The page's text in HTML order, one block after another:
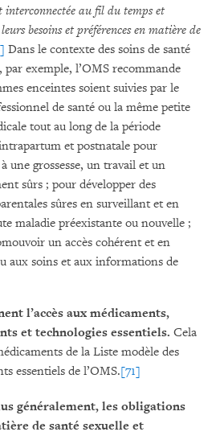
interconnectée au fil du temps et
besoins et préférences en matière de
Dans le contexte des soins de santé
par exemple, l’OMS recommande
enceintes soient suivies par le
de santé ou la même petite
tout au long de la période
et postnatale pour
une grossesse, un travail et un
sûrs ; pour développer des
sûres en surveillant et en
maladie préexistante ou nouvelle ;
un accès cohérent et en
aux soins et aux informations de
l’accès aux médicaments,
et technologies essentiels. Cela
de la Liste modèle des
essentiels de l’OMS.[71]
généralement, les obligations
de santé sexuelle et